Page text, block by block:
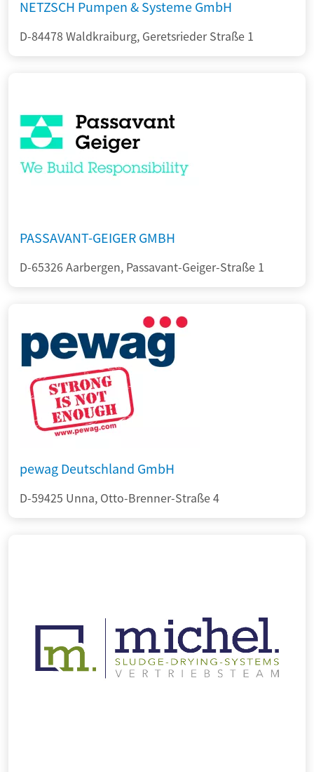
NETZSCH Pumpen & Systeme GmbH
D-84478 Waldkraiburg, Geretsrieder Straße 1
PASSAVANT-GEIGER GMBH
D-65326 Aarbergen, Passavant-Geiger-Straße 1
pewag Deutschland GmbH
D-59425 Unna, Otto-Brenner-Straße 4